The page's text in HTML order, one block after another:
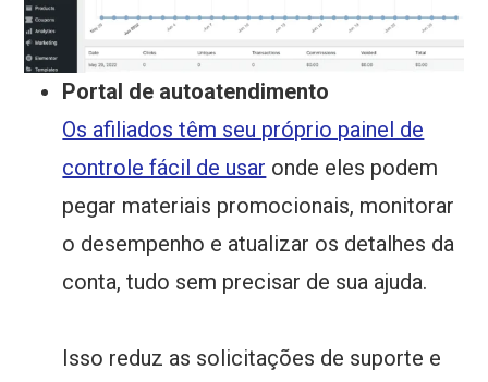
Portal de autoatendimento
Os afiliados têm seu próprio painel de
controle fácil de usar onde eles podem
pegar materiais promocionais, monitorar
o desempenho e atualizar os detalhes da
conta, tudo sem precisar de sua ajuda.
Isso reduz as solicitações de suporte e